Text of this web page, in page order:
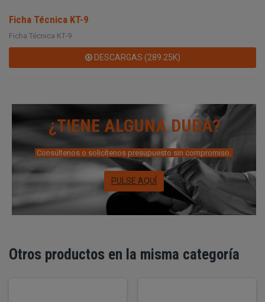
Ficha Técnica KT-9
Ficha Técnica KT-9
DESCARGAS (289.25K)
¿TIENE ALGUNA DUDA?
Consúltenos o solicítenos presupuesto sin compromiso.
PULSE AQUÍ
Otros productos en la misma categoría